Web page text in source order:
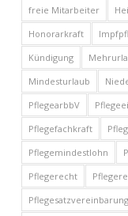
freie Mitarbeiter
Honorarkraft
Kündigung
Mindesturlaub
PflegearbbV
Pflegefachkraft
Pflegemindestlohn
Pflegerecht
Pflegesatzvereinbarung